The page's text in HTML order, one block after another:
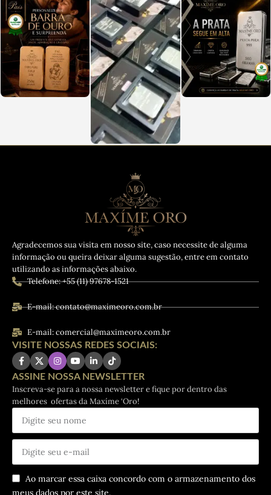
Agradecemos sua visita em nosso site, caso necessite de alguma
informação ou queira deixar alguma sugestão, entre em contato
utilizando as informações abaixo.
Telefone: +55 (11) 97678-1521
E-mail: contato@maximeoro.com.br
E-mail: comercial@maximeoro.com.br
VISITE NOSSAS REDES SOCIAIS:
ASSINE NOSSA NEWSLETTER
Inscreva-se para a nossa newsletter e fique por dentro das
melhores ofertas da Maxíme ‘Oro!
Ao marcar essa caixa concordo com o armazenamento dos
meus dados por este site.